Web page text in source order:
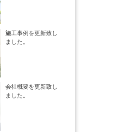
施工事例を更新致し
ました。
会社概要を更新致し
ました。